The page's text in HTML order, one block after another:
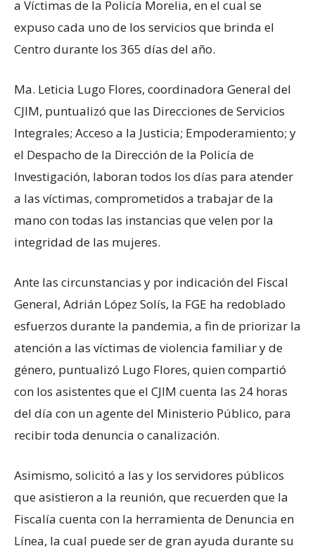
a Víctimas de la Policía Morelia, en el cual se
expuso cada uno de los servicios que brinda el
Centro durante los 365 días del año.
Ma. Leticia Lugo Flores, coordinadora General del
CJIM, puntualizó que las Direcciones de Servicios
Integrales; Acceso a la Justicia; Empoderamiento; y
el Despacho de la Dirección de la Policía de
Investigación, laboran todos los días para atender
a las víctimas, comprometidos a trabajar de la
mano con todas las instancias que velen por la
integridad de las mujeres.
Ante las circunstancias y por indicación del Fiscal
General, Adrián López Solís, la FGE ha redoblado
esfuerzos durante la pandemia, a fin de priorizar la
atención a las víctimas de violencia familiar y de
género, puntualizó Lugo Flores, quien compartió
con los asistentes que el CJIM cuenta las 24 horas
del día con un agente del Ministerio Público, para
recibir toda denuncia o canalización.
Asimismo, solicitó a las y los servidores públicos
que asistieron a la reunión, que recuerden que la
Fiscalía cuenta con la herramienta de Denuncia en
Línea, la cual puede ser de gran ayuda durante su